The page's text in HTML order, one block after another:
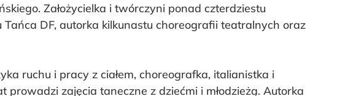
Założycielka i twórczyni ponad czterdziestu
Tańca DF, autorka kilkunastu choreografii teatralnych oraz
ruchu i pracy z ciałem, choreografka, italianistka i
prowadzi zajęcia taneczne z dziećmi i młodzieżą. Autorka